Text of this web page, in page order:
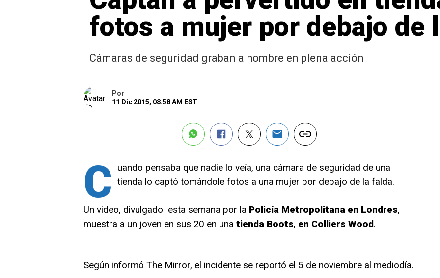
fotos a mujer por debajo de
Cámaras de seguridad graban a hombre en plena acción
Por
11 Dic 2015, 08:58 AM EST
C uando pensaba que nadie lo veía, una cámara de seguridad de una
tienda lo captó tomándole fotos a una mujer por debajo de la falda.
Un video, divulgado esta semana por la Policía Metropolitana en Londres,
muestra a un joven en sus 20 en una tienda Boots, en Colliers Wood.
Según informó The Mirror, el incidente se reportó el 5 de noviembre al mediodía.